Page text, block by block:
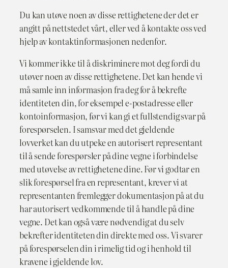
Du kan utøve noen av disse rettighetene der det er
angitt på nettstedet vårt, eller ved å kontakte oss ved
hjelp av kontaktinformasjonen nedenfor.
Vi kommer ikke til å diskriminere mot deg fordi du
utøver noen av disse rettighetene. Det kan hende vi
må samle inn informasjon fra deg for å bekrefte
identiteten din, for eksempel e-postadresse eller
kontoinformasjon, før vi kan gi et fullstendig svar på
forespørselen. I samsvar med det gjeldende
lovverket kan du utpeke en autorisert representant
til å sende forespørsler på dine vegne i forbindelse
med utøvelse av rettighetene dine. Før vi godtar en
slik forespørsel fra en representant, krever vi at
representanten fremlegger dokumentasjon på at du
har autorisert vedkommende til å handle på dine
vegne. Det kan også være nødvendig at du selv
bekrefter identiteten din direkte med oss. Vi svarer
på forespørselen din i rimelig tid og i henhold til
kravene i gjeldende lov.